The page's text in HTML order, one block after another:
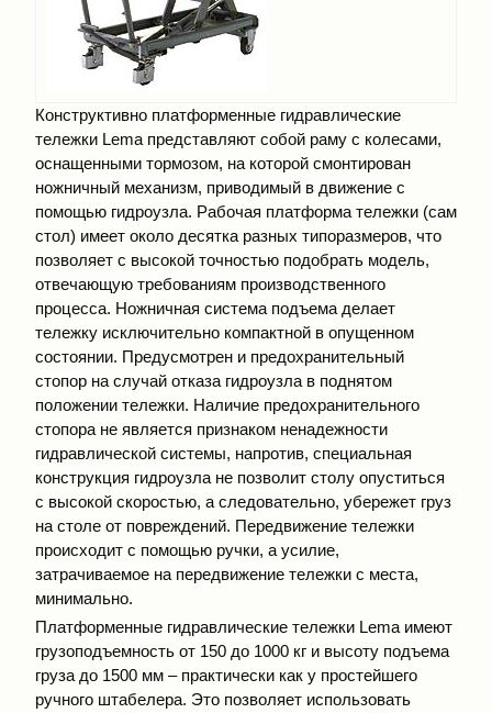
Конструктивно платформенные гидравлические
тележки Lema представляют собой раму с колесами,
оснащенными тормозом, на которой смонтирован
ножничный механизм, приводимый в движение с
помощью гидроузла. Рабочая платформа тележки (сам
стол) имеет около десятка разных типоразмеров, что
позволяет с высокой точностью подобрать модель,
отвечающую требованиям производственного
процесса. Ножничная система подъема делает
тележку исключительно компактной в опущенном
состоянии. Предусмотрен и предохранительный
стопор на случай отказа гидроузла в поднятом
положении тележки. Наличие предохранительного
стопора не является признаком ненадежности
гидравлической системы, напротив, специальная
конструкция гидроузла не позволит столу опуститься
с высокой скоростью, а следовательно, убережет груз
на столе от повреждений. Передвижение тележки
происходит с помощью ручки, а усилие,
затрачиваемое на передвижение тележки с места,
минимально.
Платформенные гидравлические тележки Lema имеют
грузоподъемность от 150 до 1000 кг и высоту подъема
груза до 1500 мм – практически как у простейшего
ручного штабелера. Это позволяет использовать